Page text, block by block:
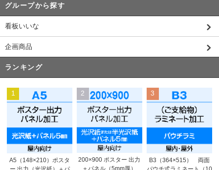
グループから探す
看板いいな
企画商品
ランキング
1
A5（148×210）ポスタ
2
200×900 ポスター 出力
3
B3（364×515） 両面